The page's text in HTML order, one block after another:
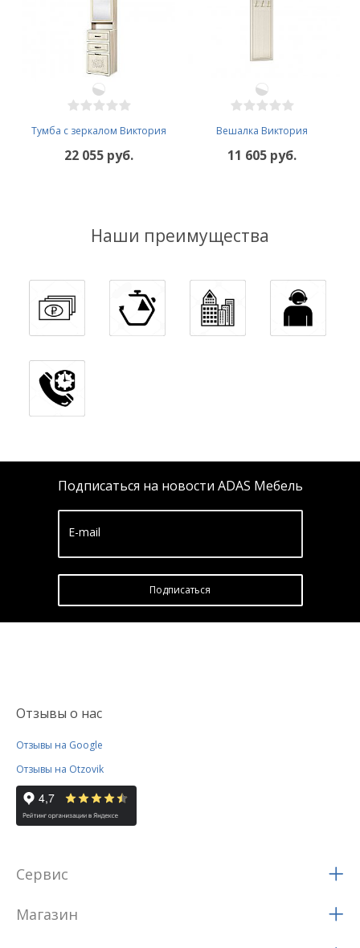
Тумба с зеркалом Виктория
22 055 руб.
Вешалка Виктория
11 605 руб.
Наши преимущества
Подписаться на новости ADAS Мебель
E-mail
Подписатьcя
Отзывы о нас
Отзывы на Google
Отзывы на Otzovik
Сервис
Магазин